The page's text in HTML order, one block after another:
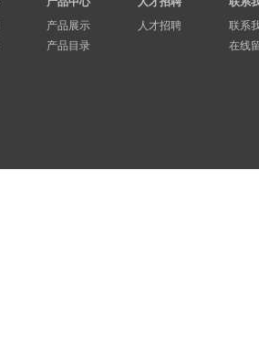
产品展示
产品目录
人才招聘
联系
在线